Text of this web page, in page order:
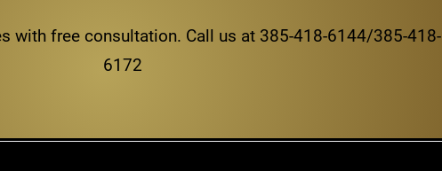
with free consultation. Call us at 385-418-6144/385-418-
6172